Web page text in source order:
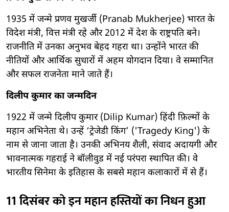
1935 में जन्मे प्रणव मुखर्जी (Pranab Mukherjee) भारत के
विदेश मंत्री, वित्त मंत्री रहे और 2012 में देश के राष्ट्रपति बने।
राजनीति में उनका अनुभव बेहद गहरा था। उन्होंने भारत की
नीतियों और आर्थिक सुधारों में अहम योगदान दिया। वे सम्मानित
और सफल राजनेता माने जाते हैं।
दिलीप कुमार का जन्मदिन
1922 में जन्मे दिलीप कुमार (Dilip Kumar) हिंदी फ़िल्मों के
महान अभिनेता थे। उन्हें ‘ट्रेजेडी किंग’ ('Tragedy King') के
नाम से जाना जाता है। उनकी अभिनय शैली, संवाद अदायगी और
भावनात्मक गहराई ने बॉलीवुड में नई परंपरा स्थापित की। वे
भारतीय सिनेमा के इतिहास के सबसे महान कलाकारों में से हैं।
11 दिसंबर को इन महान हस्तियों का निधन हुआ